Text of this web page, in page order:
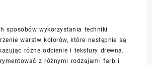
sposobów wykorzystania techniki
warstw kolorów, które następnie są
różne odcienie i tekstury drewna.
z różnymi rodzajami farb i